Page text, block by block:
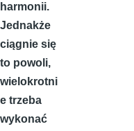
harmonii.
Jednakże
ciągnie się
to powoli,
wielokrotni
e trzeba
wykonać